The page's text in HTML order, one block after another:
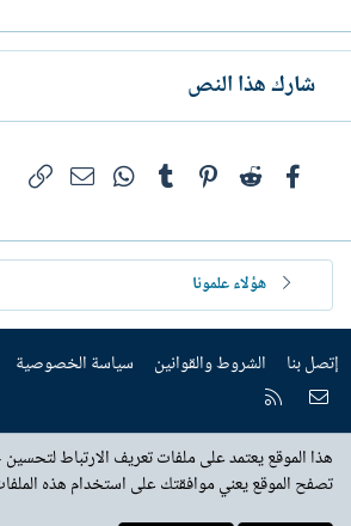
شارك هذا النص
فيسبوكReddit
Pinterest
Tumblr
WhatsApp
البريد
هؤلاء علمونا
إتصل بنا الشروط والقوانين سياسة الخصوصية
إتصل بنا
هذا الموقع يعتمد على ملفات تعريف الارتباط لتحسين
تصفح الموقع يعني موافقتك على استخدام هذه